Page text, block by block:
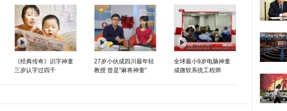
《经典传奇》识字神童
三岁认字过四千
27岁小伙成四川最年轻
教授 曾是"麻将神童"
全球最小9岁电脑神童
成微软系统工程师